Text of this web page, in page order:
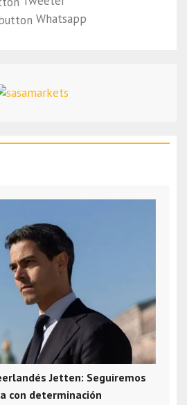
Whatsapp
Jetten: Seguiremos
con determinación